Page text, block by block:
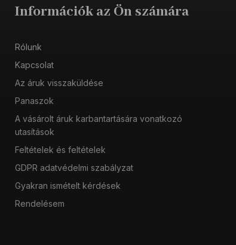
Információk az Ön számára
Rólunk
Kapcsolat
Az áruk visszaküldése
Panaszok
A vásárolt áruk karbantartására vonatkozó
utasítások
Feltételek és feltételek
GDPR adatvédelmi szabályzat
Gyakran ismételt kérdések
Rendelésem